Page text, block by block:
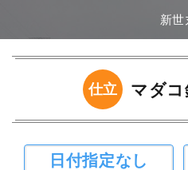
新世
仕立 マダ
日付指定なし